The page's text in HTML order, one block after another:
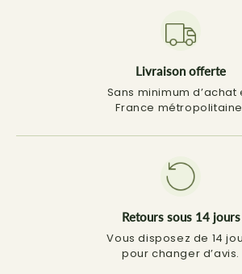
Livraison offerte
Sans minimum d’achat
France
Retours sous 14 jours
Vous disposez de 14
pour changer d’avis.